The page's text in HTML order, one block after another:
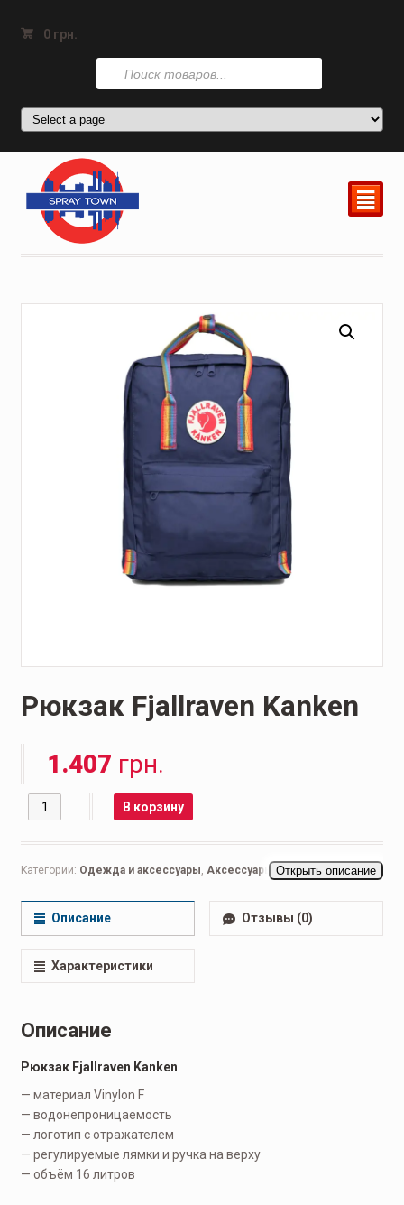
0 грн.
Поиск
товаров
²
Рюкзак Fjallraven Kanken
1.407 грн.
Количество В корзину
Категории: Одежда и аксессуары, Аксессуары ,Рюкзаки
Открыть описание
Описание Отзывы (0)
Характеристики
Описание
Рюкзак Fjallraven Kanken
— материал Vinylon F
— водонепроницаемость
— логотип с отражателем
— регулируемые лямки и ручка на верху
— объём 16 литров